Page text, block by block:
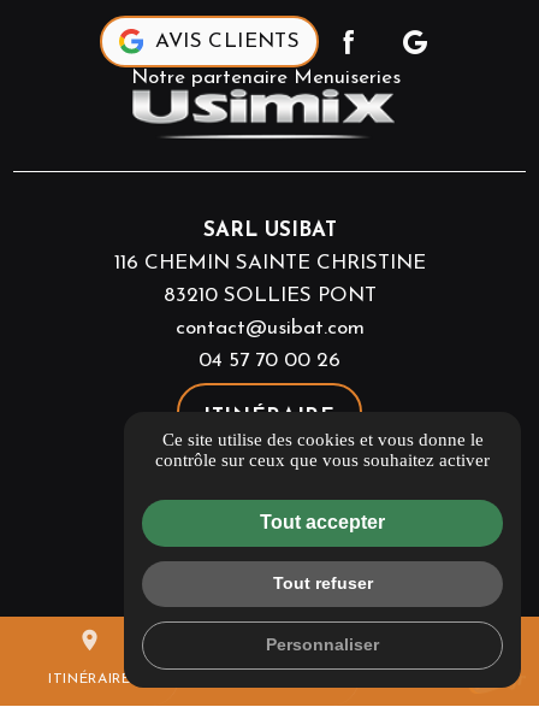
place
ITINÉRAIRE
mail
AVIS CLIENTS
Notre partenaire Menuiseries
SARL USIBAT
116 CHEMIN SAINTE CHRISTINE
83210 SOLLIES PONT
contact@usibat.com
04 57 70 00 26
ITINÉRAIRE
Informations complémentaires
Mentions légales
Politique de confidentialité
Gestion des cookies
Ce site utilise des cookies et vous donne le
contrôle sur ceux que vous souhaitez activer
Tout accepter
Tout refuser
Personnaliser